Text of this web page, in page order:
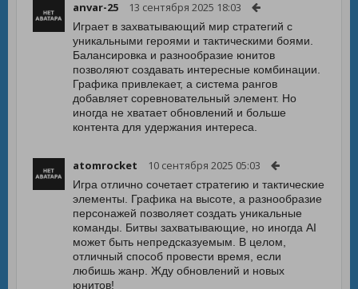
anvar-25 13 сентября 2025 18:03
Играет в захватывающий мир стратегий с
уникальными героями и тактическими боями.
Балансировка и разнообразие юнитов
позволяют создавать интересные комбинации.
Графика привлекает, а система рангов
добавляет соревновательный элемент. Но
иногда не хватает обновлений и больше
контента для удержания интереса.
atomrocket 10 сентября 2025 05:03
Игра отлично сочетает стратегию и тактические
элементы. Графика на высоте, а разнообразие
персонажей позволяет создать уникальные
команды. Битвы захватывающие, но иногда AI
может быть непредсказуемым. В целом,
отличный способ провести время, если
любишь жанр. Жду обновлений и новых
юнитов!